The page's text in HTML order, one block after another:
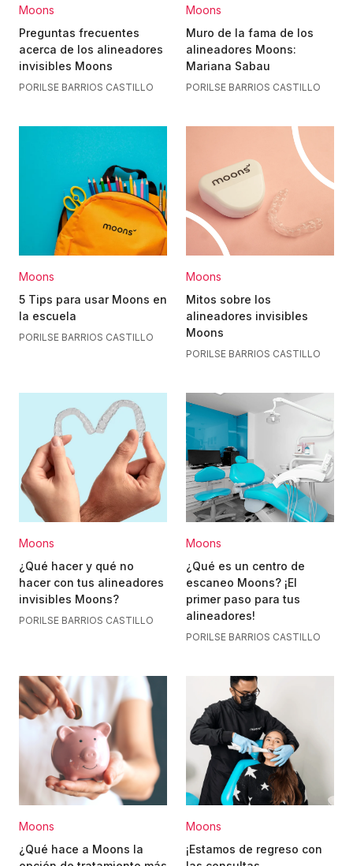
Moons
Preguntas frecuentes
acerca de los alineadores
invisibles Moons
PORILSE BARRIOS CASTILLO
Moons
Muro de la fama de los
alineadores Moons:
Mariana Sabau
PORILSE BARRIOS CASTILLO
Moons
5 Tips para usar Moons en
la escuela
PORILSE BARRIOS CASTILLO
Moons
Mitos sobre los
alineadores invisibles
Moons
PORILSE BARRIOS CASTILLO
Moons
¿Qué hacer y qué no
hacer con tus alineadores
invisibles Moons?
PORILSE BARRIOS CASTILLO
Moons
¿Qué es un centro de
escaneo Moons? ¡El
primer paso para tus
alineadores!
PORILSE BARRIOS CASTILLO
Moons
¿Qué hace a Moons la
Moons
¡Estamos de regreso con